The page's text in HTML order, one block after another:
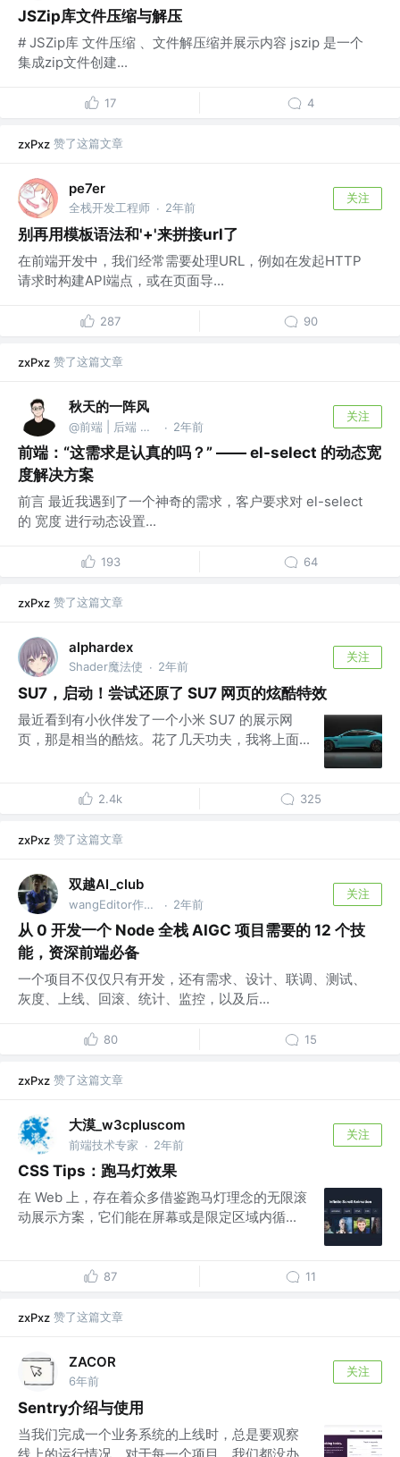
JSZip库文件压缩与解压
# JSZip库 文件压缩 、文件解压缩并展示内容 jszip 是一个
集成zip文件创建...
17 4
zxPxz 赞了这篇文章
pe7er
全栈开发工程师 · 2年前
关注
别再用模板语法和'+'来拼接url了
在前端开发中，我们经常需要处理URL，例如在发起HTTP
请求时构建API端点，或在页面导...
287 90
zxPxz 赞了这篇文章
秋天的一阵风
@前端 | 后端 都能写 · 2年前
关注
前端：“这需求是认真的吗？” —— el-select 的动态宽
度解决方案
前言 最近我遇到了一个神奇的需求，客户要求对 el-select
的 宽度 进行动态设置...
193 64
zxPxz 赞了这篇文章
alphardex
Shader魔法使 · 2年前
关注
SU7，启动！尝试还原了 SU7 网页的炫酷特效
最近看到有小伙伴发了一个小米 SU7 的展示网
页，那是相当的酷炫。花了几天功夫，我将上面...
2.4k 325
zxPxz 赞了这篇文章
双越AI_club
wangEditor作者，慕课网讲师 · 2年前
关注
从 0 开发一个 Node 全栈 AIGC 项目需要的 12 个技
能，资深前端必备
一个项目不仅仅只有开发，还有需求、设计、联调、测试、
灰度、上线、回滚、统计、监控，以及后...
80 15
zxPxz 赞了这篇文章
大漠_w3cpluscom
前端技术专家 · 2年前
关注
CSS Tips：跑马灯效果
在 Web 上，存在着众多借鉴跑马灯理念的无限滚
动展示方案，它们能在屏幕或是限定区域内循...
87 11
zxPxz 赞了这篇文章
ZACOR
6年前
关注
Sentry介绍与使用
当我们完成一个业务系统的上线时，总是要观察